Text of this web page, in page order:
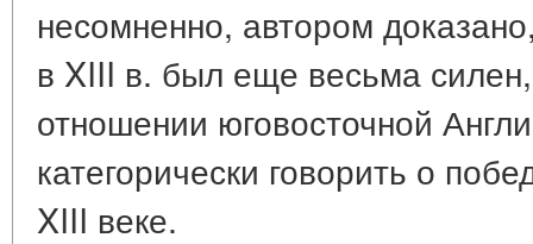
несомненно, автором
в XIII в. был еще весьма
отношении юговосточной
категорически говорить о
XIII веке.